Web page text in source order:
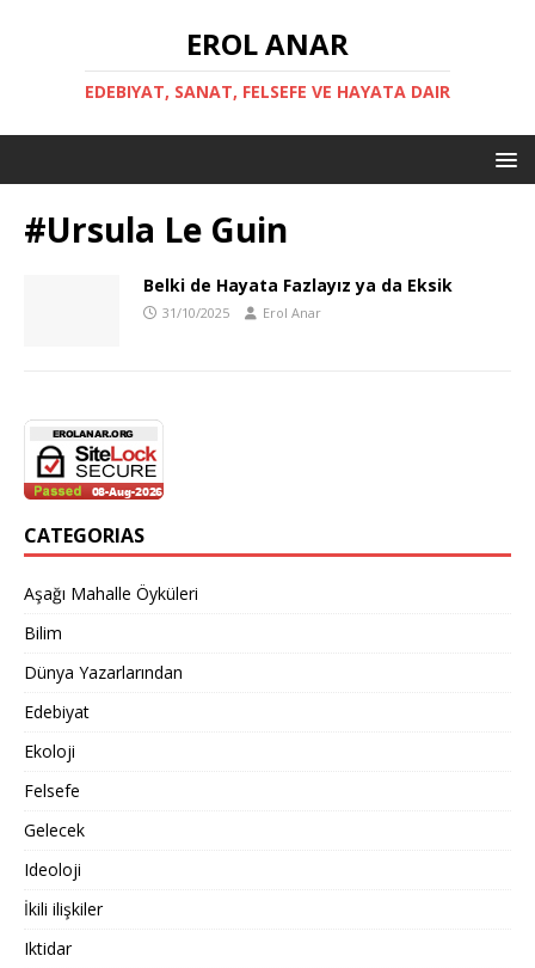
EROL ANAR
EDEBIYAT, SANAT, FELSEFE VE HAYATA DAIR
#Ursula Le Guin
Belki de Hayata Fazlayız ya da Eksik
31/10/2025 Erol Anar
CATEGORIAS
Aşağı Mahalle Öyküleri
Bilim
Dünya Yazarlarından
Edebiyat
Ekoloji
Felsefe
Gelecek
Ideoloji
İkili ilişkiler
Iktidar